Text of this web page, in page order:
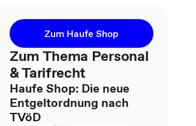
Zum Haufe Shop
Zum Thema Personal
& Tarifrecht
Haufe Shop: Die neue
Entgeltordnung nach
TVöD